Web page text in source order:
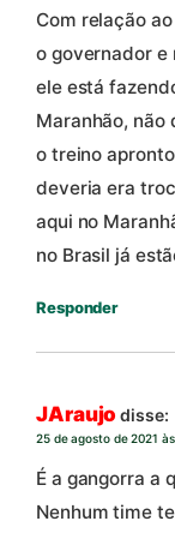
Com relação
o governador e
ele está
Maranhão, não
o treino
deveria era
aqui no
no Brasil já
Responder
JAraujo disse:
25 de agosto de 2021
É a gangorra a
Nenhum time